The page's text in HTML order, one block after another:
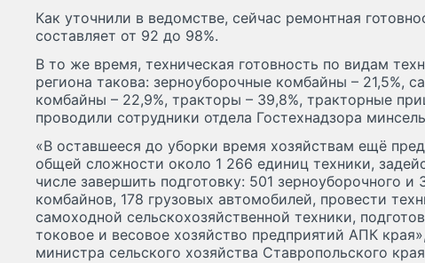
Как уточнили в ведомстве, сейчас ремонтная
составляет от 92 до 98%.
В то же время, техническая готовность по видам
региона такова: зерноуборочные комбайны – 21,5%,
комбайны – 22,9%, тракторы – 39,8%, тракторные
проводили сотрудники отдела Гостехнадзора
«В оставшееся до уборки время хозяйствам ещё
общей сложности около 1 266 единиц техники,
числе завершить подготовку: 501 зерноуборочного и
комбайнов, 178 грузовых автомобилей, провести
самоходной сельскохозяйственной техники,
токовое и весовое хозяйство предприятий АПК
министра сельского хозяйства Ставропольского